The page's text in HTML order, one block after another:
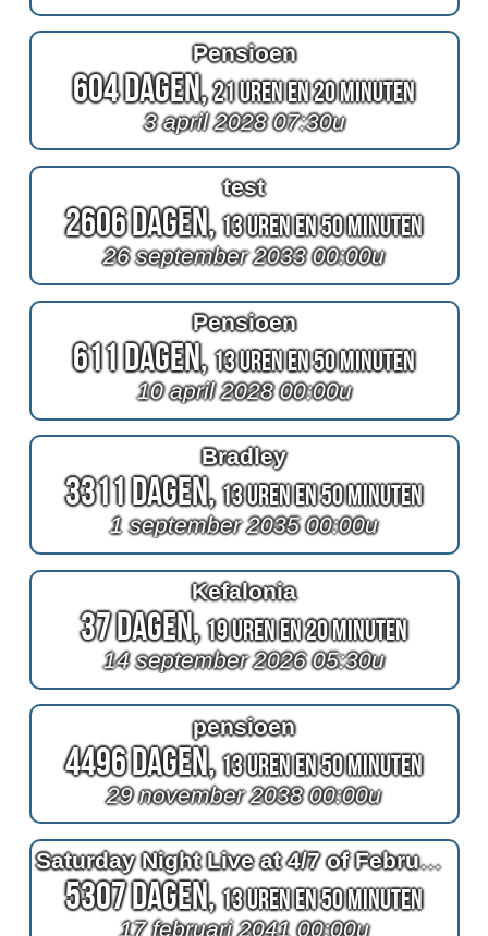
Pensioen
604 Dagen,21 Uren en 20 Minuten
3 april 2028 07:30u
test
2606 Dagen,13 Uren en 50 Minuten
26 september 2033 00:00u
Pensioen
611 Dagen,13 Uren en 50 Minuten
10 april 2028 00:00u
Bradley
3311 Dagen,13 Uren en 50 Minuten
1 september 2035 00:00u
Kefalonia
37 Dagen,19 Uren en 20 Minuten
14 september 2026 05:30u
pensioen
4496 Dagen,13 Uren en 50 Minuten
29 november 2038 00:00u
Saturday Night Live at 4/7 of February
5307 Dagen,13 Uren en 50 Minuten
17 februari 2041 00:00u